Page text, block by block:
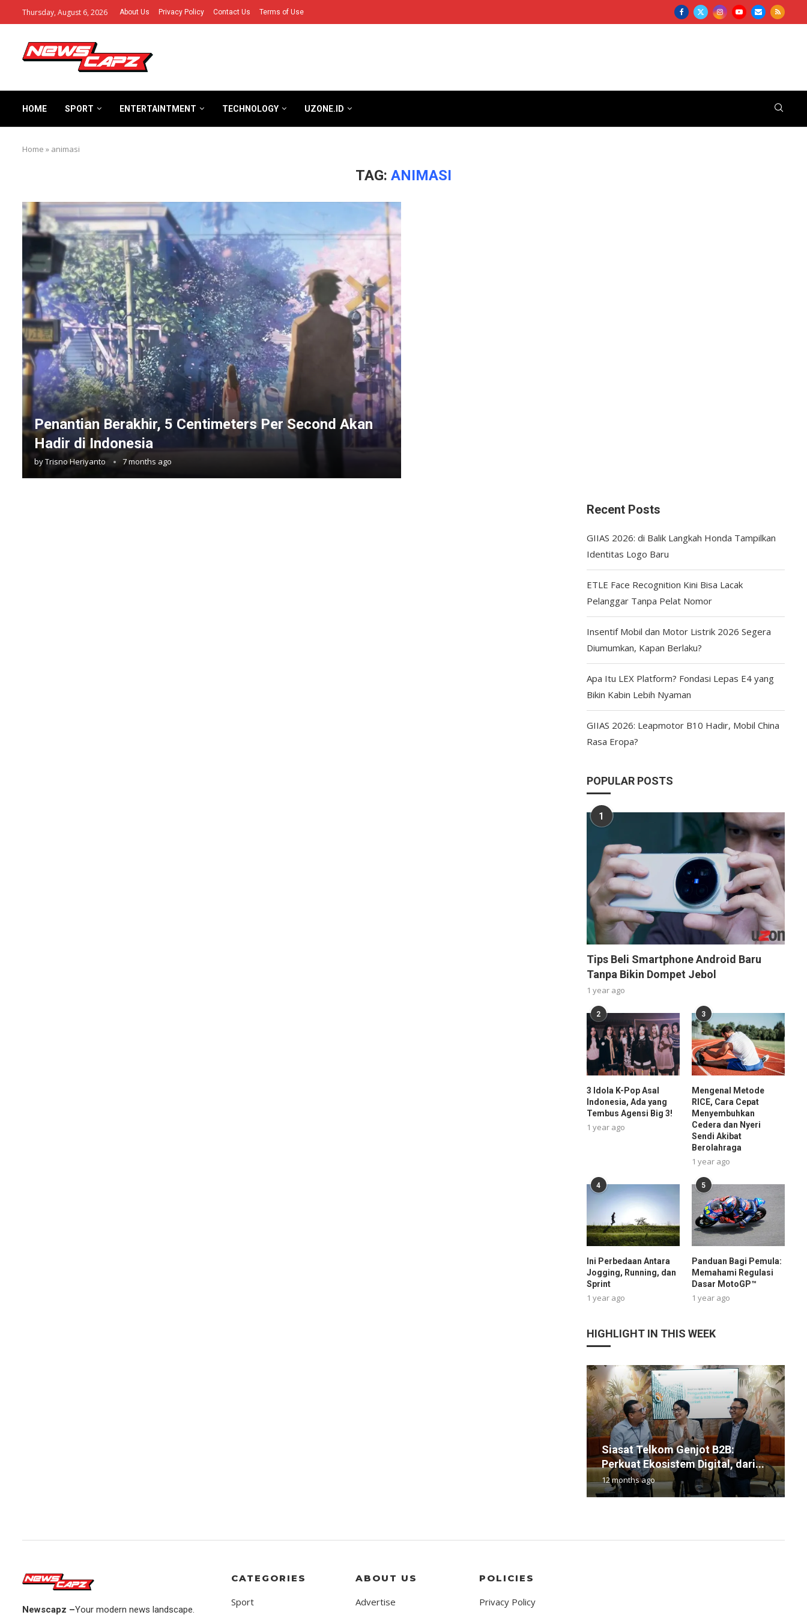
Thursday, August 6, 2026 About Us Privacy Policy Contact Us Terms of Use
HOME SPORT ENTERTAINTMENT TECHNOLOGY UZONE.ID
Home » animasi
TAG: ANIMASI
Penantian Berakhir, 5 Centimeters Per Second Akan
Hadir di Indonesia
byTrisno Heriyanto 7 months ago
Recent Posts
GIIAS 2026: di Balik Langkah Honda Tampilkan
Identitas Logo Baru
ETLE Face Recognition Kini Bisa Lacak
Pelanggar Tanpa Pelat Nomor
Insentif Mobil dan Motor Listrik 2026 Segera
Diumumkan, Kapan Berlaku?
Apa Itu LEX Platform? Fondasi Lepas E4 yang
Bikin Kabin Lebih Nyaman
GIIAS 2026: Leapmotor B10 Hadir, Mobil China
Rasa Eropa?
POPULAR POSTS
1
Tips Beli Smartphone Android Baru
Tanpa Bikin Dompet Jebol
1 year ago
2
3 Idola K-Pop Asal
Indonesia, Ada yang
Tembus Agensi Big 3!
1 year ago
3
Mengenal Metode
RICE, Cara Cepat
Menyembuhkan
Cedera dan Nyeri
Sendi Akibat
Berolahraga
1 year ago
4
Ini Perbedaan Antara
Jogging, Running, dan
Sprint
1 year ago
5
Panduan Bagi Pemula:
Memahami Regulasi
Dasar MotoGP™
1 year ago
HIGHLIGHT IN THIS WEEK
Siasat Telkom Genjot B2B:
Perkuat Ekosistem Digital, dari...
12 months ago
Newscapz –Your modern news landscape.
CATEGORIES
Sport
ABOUT US
Advertise
POLICIES
Privacy Policy